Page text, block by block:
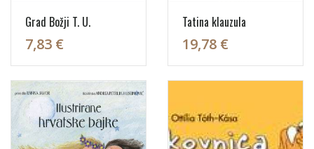
Grad Božji T. U.
7,83 €
Tatina klauzula
19,78 €